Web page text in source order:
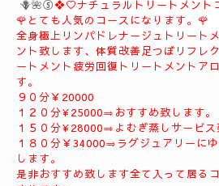
沢全身極上トリートメント致します、
メント致します、オイルたっぷりトリ
レクソロジー、デトックストリートメ
リートメント致します。
９０分¥25000⇒¥22000
１２０分¥30000⇒¥27000
１５０分¥35000⇒¥32000
🩷何時もよりゆっくりオイルたっぷり
何時もより心地良く癒されます。🩷
ゆっくり極上トリートメントプライベ
をおすすめ致します。🌹
❖❖❖❖❖❖❖❖❖❖❖